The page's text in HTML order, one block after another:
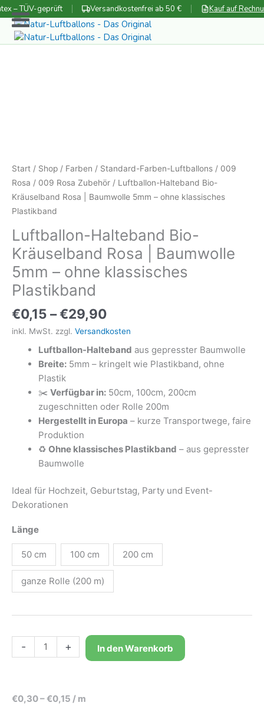
Zum
Inhalt
springen
– TÜV-geprüft Versandkostenfrei ab 50 € Kauf auf
Start / Shop / Farben / Standard-Farben-Luftballons / 009
Rosa / 009 Rosa Zubehör / Luftballon-Halteband Bio-
Kräuselband Rosa | Baumwolle 5mm – ohne klassisches
Plastikband
Luftballon-Halteband Bio-
Kräuselband Rosa | Baumwolle
5mm – ohne klassisches
Plastikband
€0,15 –€29,90
inkl. MwSt. zzgl. Versandkosten
Luftballon-Halteband aus gepresster Baumwolle
Breite: 5mm – kringelt wie Plastikband, ohne
Plastik
✂️ Verfügbar in: 50cm, 100cm, 200cm
zugeschnitten oder Rolle 200m
Hergestellt in Europa – kurze Transportwege, faire
Produktion
♻️ Ohne klassisches Plastikband – aus gepresster
Baumwolle
Ideal für Hochzeit, Geburtstag, Party und Event-
Dekorationen
Länge
50 cm 100 cm 200 cm
ganze Rolle (200 m)
-
Luftballon-
Halteband
Rosa
+ In den Warenkorb
€0,30–€0,15 / m